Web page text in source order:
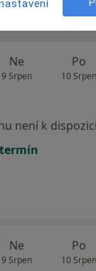
Ne
9 Srpen
Po
10 Srpen
není k dispozici
Ne
9 Srpen
Po
10 Srpen